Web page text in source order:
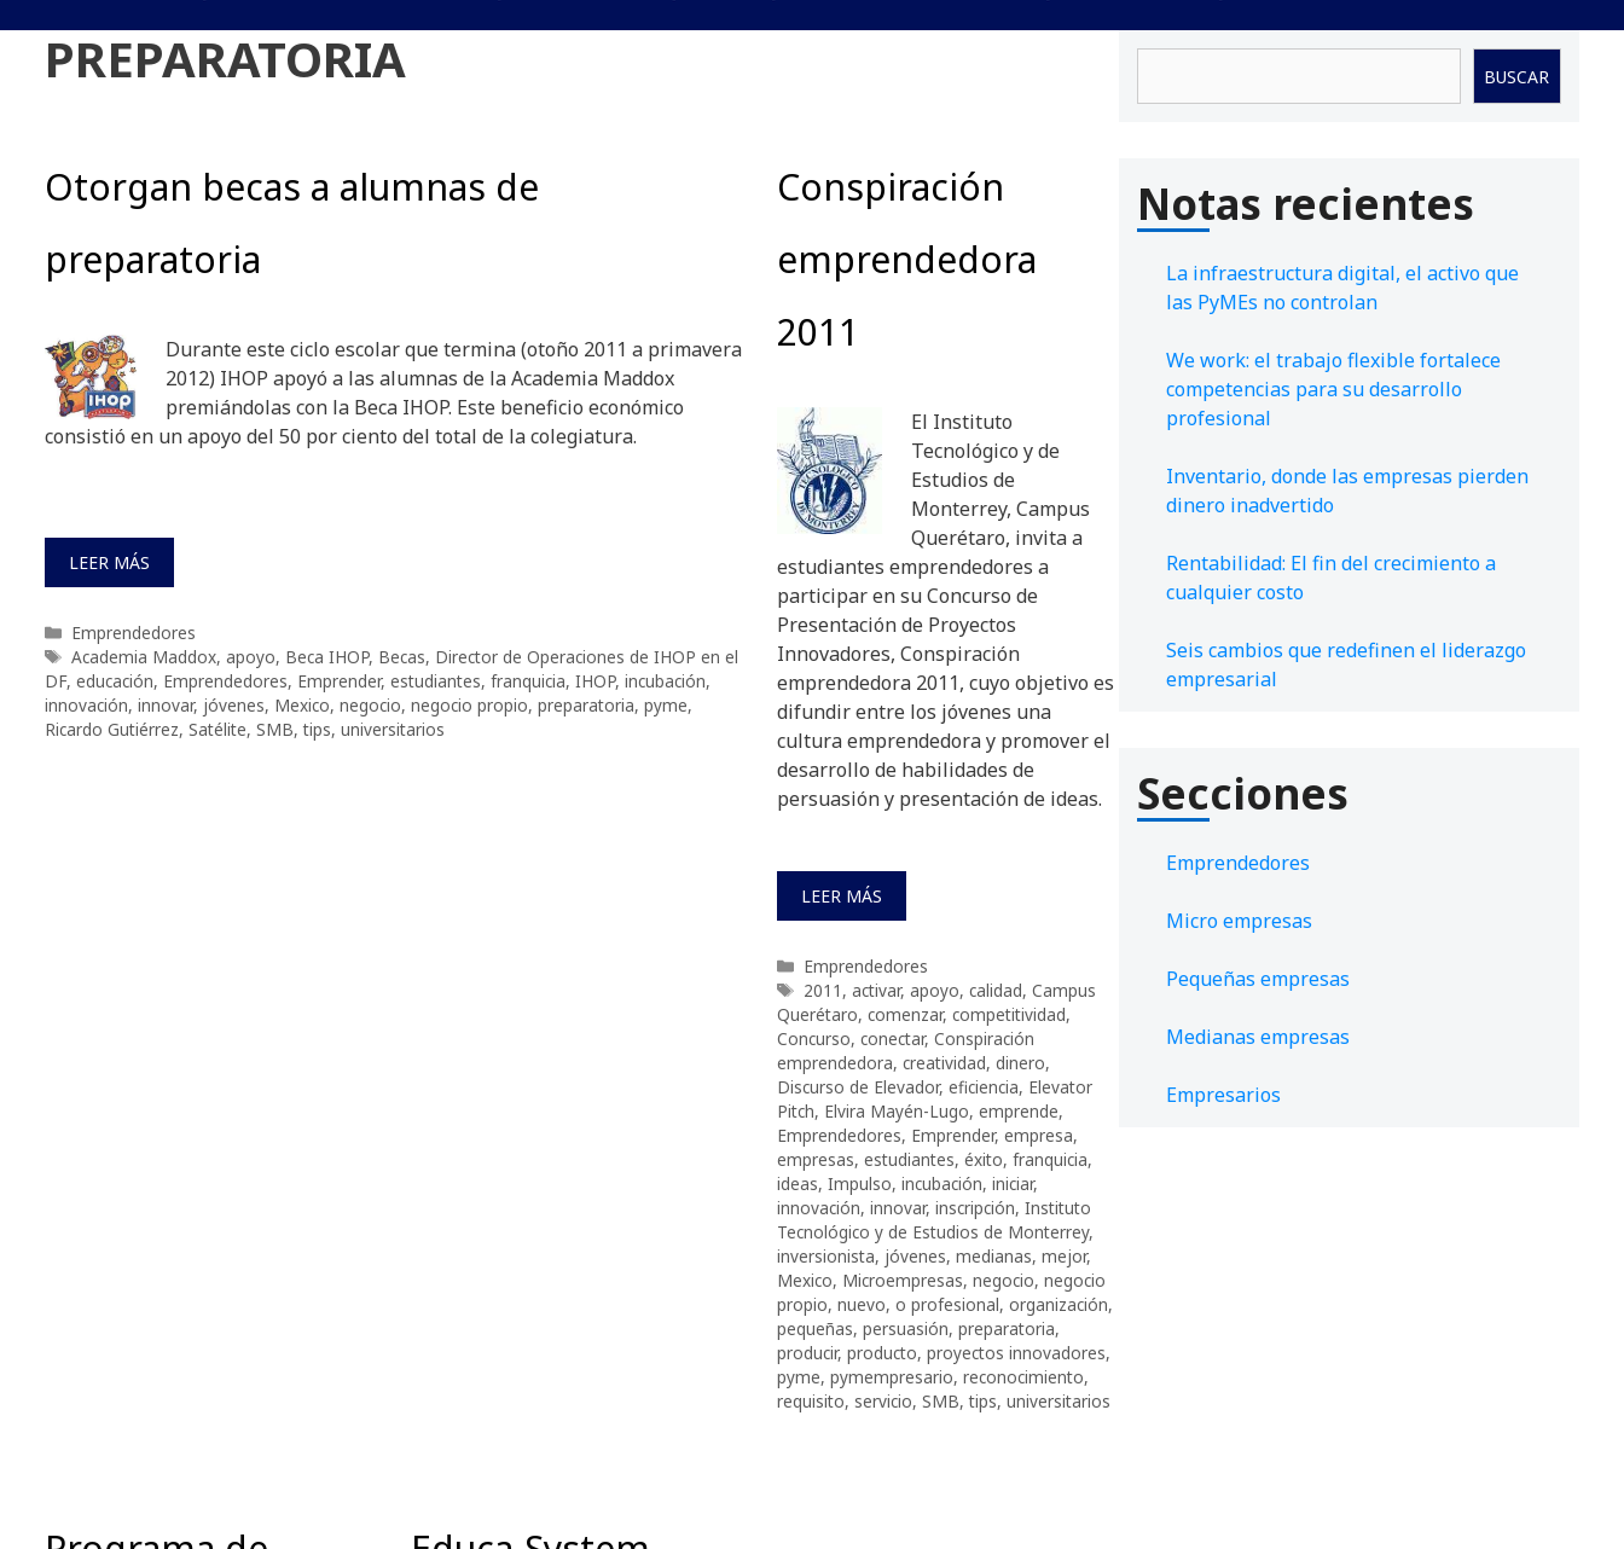
PREPARATORIA
Otorgan becas a alumnas de
preparatoria
Durante este ciclo escolar que termina (otoño 2011 a primavera
2012) IHOP apoyó a las alumnas de la Academia Maddox
premiándolas con la Beca IHOP. Este beneficio económico
consistió en un apoyo del 50 por ciento del total de la colegiatura.
LEER MÁS
Categorías
Emprendedores
Etiquetas
Academia Maddox, apoyo, Beca IHOP, Becas, Director de Operaciones de IHOP en el
DF, educación, Emprendedores, Emprender, estudiantes, franquicia, IHOP, incubación,
innovación, innovar, jóvenes, Mexico, negocio, negocio propio, preparatoria, pyme,
Ricardo Gutiérrez, Satélite, SMB,tips, universitarios
Conspiración
emprendedora
2011
El Instituto
Tecnológico y de
Estudios de
Monterrey, Campus
Querétaro, invita a
estudiantes emprendedores a
participar en su Concurso de
Presentación de Proyectos
Innovadores, Conspiración
emprendedora 2011, cuyo objetivo es
difundir entre los jóvenes una
cultura emprendedora y promover el
desarrollo de habilidades de
persuasión y presentación de ideas.
LEER MÁS
Categorías
Emprendedores
Etiquetas
2011 , activar, apoyo, calidad, Campus
Querétaro, comenzar, competitividad,
Concurso, conectar, Conspiración
emprendedora, creatividad, dinero,
Discurso de Elevador, eficiencia, Elevator
Pitch, Elvira Mayén-Lugo, emprende,
Emprendedores, Emprender, empresa,
empresas, estudiantes, éxito, franquicia,
ideas, Impulso, incubación, iniciar,
innovación, innovar, inscripción, Instituto
Tecnológico y de Estudios de Monterrey,
inversionista, jóvenes, medianas, mejor,
Mexico, Microempresas, negocio, negocio
propio, nuevo, o profesional, organización,
pequeñas, persuasión, preparatoria,
producir, producto, proyectos innovadores,
pyme, pymempresario, reconocimiento,
requisito, servicio, SMB,tips, universitarios
BUSCAR
Notas recientes
La infraestructura digital, el activo que
las PyMEs no controlan
We work: el trabajo flexible fortalece
competencias para su desarrollo
profesional
Inventario, donde las empresas pierden
dinero inadvertido
Rentabilidad: El fin del crecimiento a
cualquier costo
Seis cambios que redefinen el liderazgo
empresarial
Secciones
Emprendedores
Micro empresas
Pequeñas empresas
Medianas empresas
Empresarios